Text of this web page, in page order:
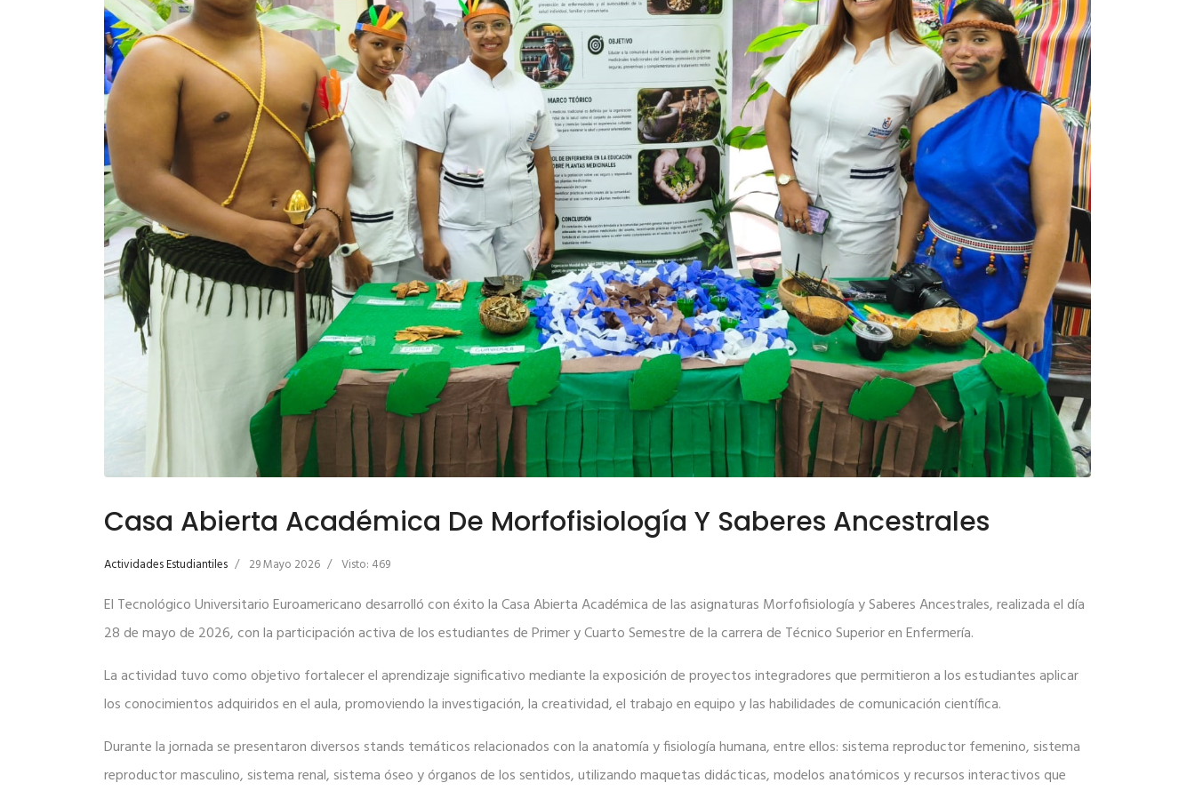
Casa Abierta Académica De Morfofisiología Y Saberes Ancestrales
Actividades Estudiantiles 29 Mayo 2026 Visto: 469
El Tecnológico Universitario Euroamericano desarrolló con éxito la Casa Abierta Académica de las asignaturas Morfofisiología y Saberes Ancestrales, realizada el día
28 de mayo de 2026, con la participación activa de los estudiantes de Primer y Cuarto Semestre de la carrera de Técnico Superior en Enfermería.
La actividad tuvo como objetivo fortalecer el aprendizaje significativo mediante la exposición de proyectos integradores que permitieron a los estudiantes aplicar
los conocimientos adquiridos en el aula, promoviendo la investigación, la creatividad, el trabajo en equipo y las habilidades de comunicación científica.
Durante la jornada se presentaron diversos stands temáticos relacionados con la anatomía y fisiología humana, entre ellos: sistema reproductor femenino, sistema
reproductor masculino, sistema renal, sistema óseo y órganos de los sentidos, utilizando maquetas didácticas, modelos anatómicos y recursos interactivos que